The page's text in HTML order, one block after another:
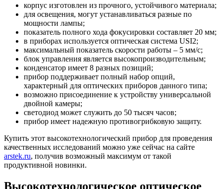
корпус изготовлен из прочного, устойчивого материала;
для освещения, могут устанавливаться разные по
мощности лампы;
показатель полного хода фокусировки составляет 20 мм;
в приборах используется оптическая система USI2;
максимальный показатель скорости работы – 5 мм/с;
блок управления является высокопроизводительным;
конденсатор имеет 8 разных позиций;
прибор поддерживает полный набор опций,
характерный для оптических приборов данного типа;
возможно присоединение к устройству универсальной
двойной камеры;
светодиод может служить до 50 тысяч часов;
прибор имеет надежную противогрибковую защиту.
Купить этот высокотехнологический прибор для проведения
качественных исследований можно уже сейчас на сайте
arstek.ru, получив возможный максимум от такой
продуктивной новинки.
Высокотехнологическое оптическое